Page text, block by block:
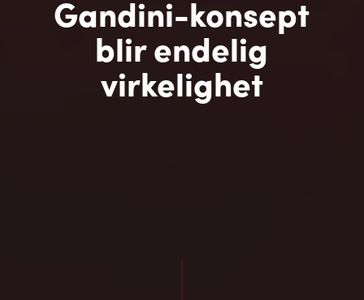
Gandini-konsept
blir endelig
virkelighet